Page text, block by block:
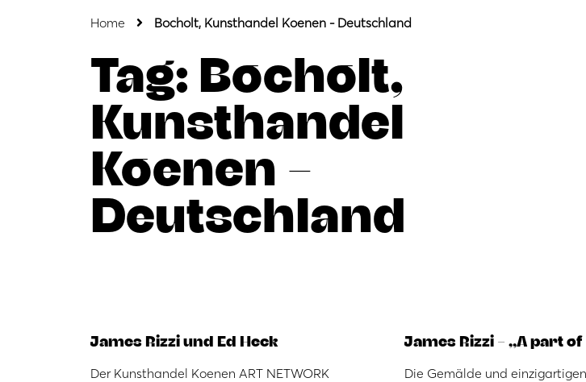
Home Bocholt, Kunsthandel Koenen - Deutschland
Tag: Bocholt,
Kunsthandel
Koenen –
Deutschland
James Rizzi und Ed Heck
Der Kunsthandel Koenen ART NETWORK
James Rizzi – „A part
Die Gemälde und